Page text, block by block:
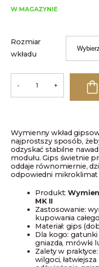
na
W MAGAZYNIE
Rozmiar
wkładu
-
ilość
Wkład
MK
II
+
Wymienny wkład
najprostszy sposób,
odzyskać stabilne
modułu. Gips świetnie
oddaje równomiernie,
odpowiedni mikroklimat
Produkt:
MK II
Zastosowanie:
kupowania
Materiał: gips
Dla kogo:
gniazda, mrówki
Zalety w
wilgoci,